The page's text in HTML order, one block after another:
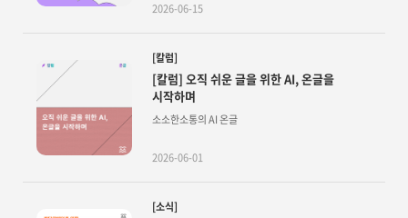
2026-06-15
[칼럼]
[칼럼] 오직 쉬운 글을 위한 AI, 온글을
시작하며
소소한소통의 AI 온글
2026-06-01
[소식]